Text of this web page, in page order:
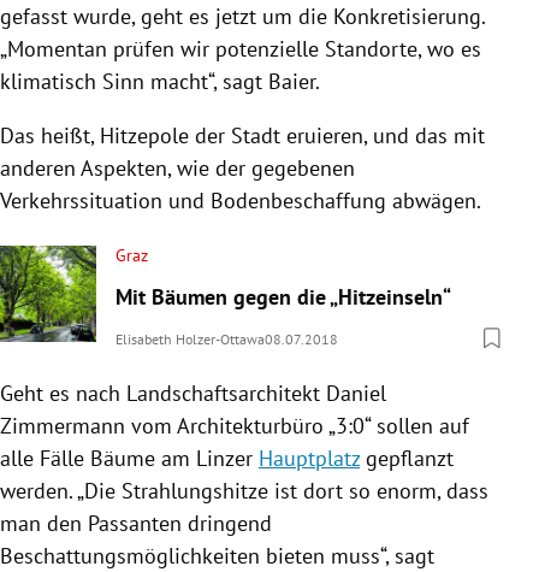
gefasst wurde, geht es jetzt um die Konkretisierung.
„Momentan prüfen wir potenzielle Standorte, wo es
klimatisch Sinn macht“, sagt Baier.
Das heißt, Hitzepole der Stadt eruieren, und das mit
anderen Aspekten, wie der gegebenen
Verkehrssituation und Bodenbeschaffung abwägen.
Graz
Mit Bäumen gegen die „Hitzeinseln“
Elisabeth Holzer-Ottawa08.07.2018
Geht es nach Landschaftsarchitekt Daniel
Zimmermann vom Architekturbüro „3:0“ sollen auf
alle Fälle Bäume am Linzer Hauptplatzgepflanzt
werden. „Die Strahlungshitze ist dort so enorm, dass
man den Passanten dringend
Beschattungsmöglichkeiten bieten muss“, sagt